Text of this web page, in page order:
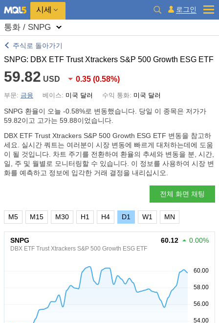
시세 로그인
통화 / SNPG
주식로 돌아가기
SNPG: DBX ETF Trust Xtrackers S&P 500 Growth ESG ETF
59.82 USD 0.35 (0.58%)
부문: 금융 베이스: 미국 달러 수익 통화: 미국 달러
SNPG 환율이 오늘 -0.58%로 변동했습니다. 당일 이 종목은 저가가
59.82이고 고가는 59.88이었습니다.
DBX ETF Trust Xtrackers S&P 500 Growth ESG ETF 변동을 참고하
세요. 실시간 쿼트는 여러분이 시장 변동에 빠르게 대처하는데에 도움
이 될 것입니다. 차트 주기를 전환하여 환율의 추세와 변동을 분, 시간,
일, 주 및 월별로 모니터링할 수 있습니다. 이 정보를 사용하여 시장 변
화를 예측하고 정보에 입각한 거래 결정을 내리십시오.
전체 화면 채팅
M5 M15 M30 H1 H4 D1 W1 MN
SNPG
DBX ETF Trust Xtrackers S&P 500 Growth ESG ETF
60.12 0.00%